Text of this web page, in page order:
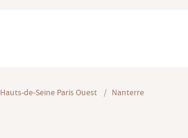
Hauts-de-Seine Paris Ouest / Nanterre